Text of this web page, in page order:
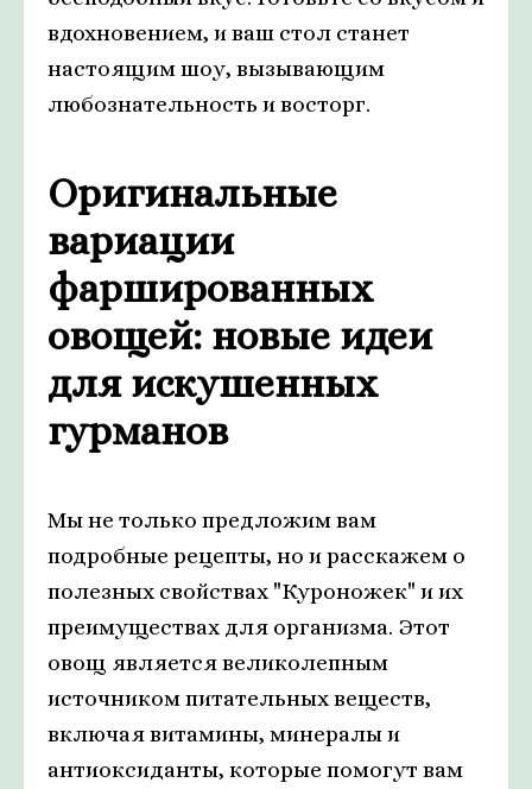
вдохновением, и ваш стол станет
настоящим шоу, вызывающим
любознательность и восторг.
Оригинальные
вариации
фаршированных
овощей: новые идеи
для искушенных
гурманов
Мы не только предложим вам
подробные рецепты, но и расскажем о
полезных свойствах "Куроножек" и их
преимуществах для организма. Этот
овощ является великолепным
источником питательных веществ,
включая витамины, минералы и
антиоксиданты, которые помогут вам